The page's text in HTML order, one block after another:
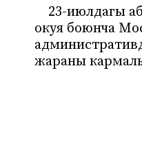
23-июлдагы
окуя боюнча
жараны